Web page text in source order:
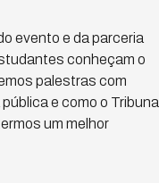
evento e da parceria
conheçam o
palestras com
e como o Tribunal
um melhor